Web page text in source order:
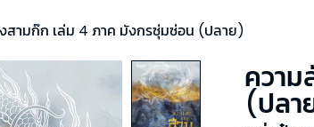
สามก๊ก เล่ม 4 ภาค มังกรซุ่มซ่อน (ปลาย)
ควา
(ปลา